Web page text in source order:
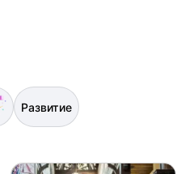
Развитие